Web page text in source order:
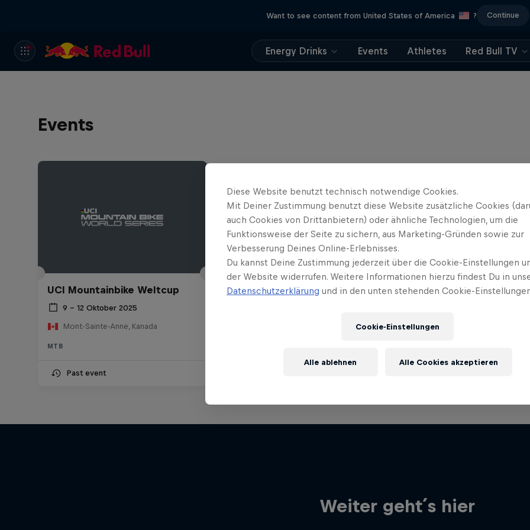
Want to see content from United States of America ? Continue
Energy Drinks Events Athletes Red Bull TV
Events
UCI Mountainbike Weltcup
9 – 12 Oktober 2025
Mont-Sainte-Anne, Kanada
MTB
Past event
Weiter geht´s hier
Diese Website benutzt technisch notwendige Cookies.
Mit Deiner Zustimmung benutzt diese Website zusätzliche Cookies
auch Cookies von Drittanbietern) oder ähnliche Technologien, um die
Funktionsweise der Seite zu sichern, aus Marketing-Gründen sowie zur
Verbesserung Deines Online-Erlebnisses.
Du kannst Deine Zustimmung jederzeit über die Cookie-Einstellungen
der Website widerrufen. Weitere Informationen hierzu findest Du in
Datenschutzerklärung und in den unten stehenden Cookie-
Cookie-Einstellungen
Alle ablehnen Alle Cookies akzeptieren